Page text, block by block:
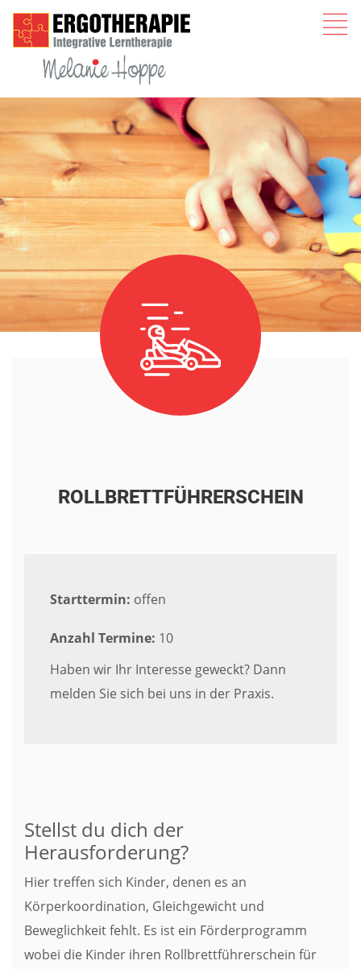
ROLLBRETTFÜHRERSCHEIN
Starttermin: offen
Anzahl Termine: 10
Haben wir Ihr Interesse geweckt? Dann
melden Sie sich bei uns in der Praxis.
Stellst du dich der
Herausforderung?
Hier treffen sich Kinder, denen es an
Körperkoordination, Gleichgewicht und
Beweglichkeit fehlt. Es ist ein Förderprogramm
wobei die Kinder ihren Rollbrettführerschein für